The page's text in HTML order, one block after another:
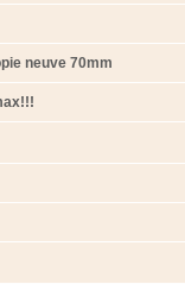
neuve 70mm